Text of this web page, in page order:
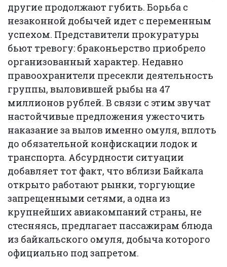
другие продолжают губить. Борьба с
незаконной добычей идет с переменным
успехом. Представители прокуратуры
бьют тревогу: браконьерство приобрело
организованный характер. Недавно
правоохранители пресекли деятельность
группы, выловившей рыбы на 47
миллионов рублей. В связи с этим звучат
настойчивые предложения ужесточить
наказание за вылов именно омуля, вплоть
до обязательной конфискации лодок и
транспорта. Абсурдности ситуации
добавляет тот факт, что вблизи Байкала
открыто работают рынки, торгующие
запрещенными сетями, а одна из
крупнейших авиакомпаний страны, не
стесняясь, предлагает пассажирам блюда
из байкальского омуля, добыча которого
официально под запретом.